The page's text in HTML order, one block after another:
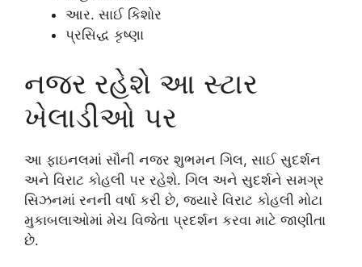
આર. સાઈ કિશોર
પ્રસિદ્ધ કૃષ્ણા
નજર રહેશે આ સ્ટાર
ખેલાડીઓ પર
આ ફાઇનલમાં સૌની નજર શુભમન ગિલ, સાઈ સુદર્શન
અને વિરાટ કોહલી પર રહેશે. ગિલ અને સુદર્શને સમગ્ર
સિઝનમાં રનની વર્ષા કરી છે, જ્યારે વિરાટ કોહલી મોટા
મુકાબલાઓમાં મેચ વિજેતા પ્રદર્શન કરવા માટે જાણીતા
છે.